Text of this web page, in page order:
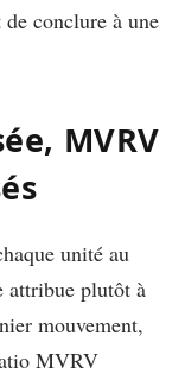
conclure à une
MVRV
unité au
attribue plutôt à
mouvement,
MVRV